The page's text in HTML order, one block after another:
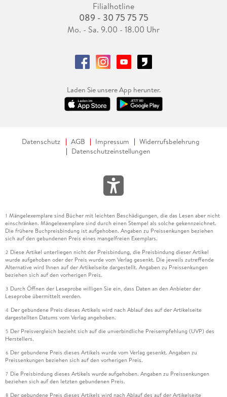
Filialhotline
089 - 30 75 75 75
Mo. - Sa. 9.00 - 18.00 Uhr
Laden Sie unsere App herunter.
Datenschutz AGB Impressum
Widerrufsbelehrung
Datenschutzeinstellungen
1 Mängelexemplare sind Bücher mit leichten Beschädigungen, die das Lesen aber nicht
einschränken. Mängelexemplare sind durch einen Stempel als solche gekennzeichnet.
Die frühere Buchpreisbindung ist aufgehoben. Angaben zu Preissenkungen beziehen
sich auf den gebundenen Preis eines mangelfreien Exemplars.
2 Diese Artikel unterliegen nicht der Preisbindung, die Preisbindung dieser Artikel
wurde aufgehoben oder der Preis wurde vom Verlag gesenkt. Die jeweils zutreffende
Alternative wird Ihnen auf der Artikelseite dargestellt. Angaben zu Preissenkungen
beziehen sich auf den vorherigen Preis.
3 Durch Öffnen der Leseprobe willigen Sie ein, dass Daten an den Anbieter der
Leseprobe übermittelt werden.
4 Der gebundene Preis dieses Artikels wird nach Ablauf des auf der Artikelseite
dargestellten Datums vom Verlag angehoben.
5 Der Preisvergleich bezieht sich auf die unverbindliche Preisempfehlung (UVP) des
Herstellers.
6 Der gebundene Preis dieses Artikels wurde vom Verlag gesenkt. Angaben zu
Preissenkungen beziehen sich auf den vorherigen Preis.
7 Die Preisbindung dieses Artikels wurde aufgehoben. Angaben zu Preissenkungen
beziehen sich auf den letzten gebundenen Preis.
8 Der gebundene Preis dieses Artikels wird nach Ablauf des auf der Artikelseite